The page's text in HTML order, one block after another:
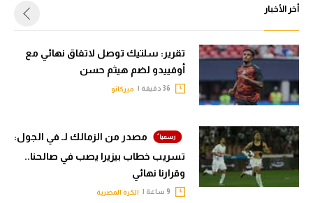
أخر الأخبار
تقرير: سلتيك توصل لاتفاق نهائي مع
أوفييدو لضم هيثم حسن
ميركاتو
مصدر من الزمالك لـ في الجول:
تسريب خطاب بيزيرا يصب في صالحنا..
وقرارنا نهائي
الكرة المصرية